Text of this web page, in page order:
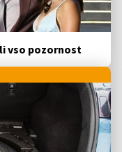
vso pozornost